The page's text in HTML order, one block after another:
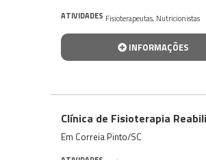
ATIVIDADES Fisioterapeutas, Nutricionistas
INFORMAÇÕES
Clínica de Fisioterapia
Em Correia Pinto/SC